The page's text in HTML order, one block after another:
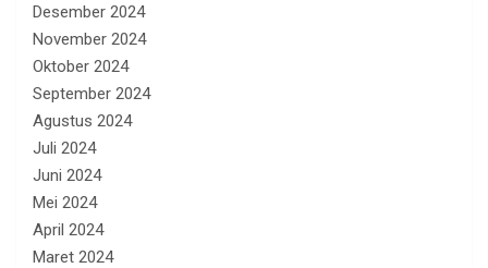
Desember 2024
November 2024
Oktober 2024
September 2024
Agustus 2024
Juli 2024
Juni 2024
Mei 2024
April 2024
Maret 2024